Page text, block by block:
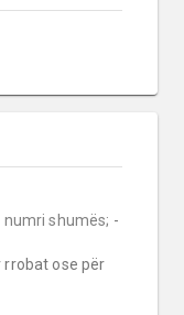
numri shumës; -